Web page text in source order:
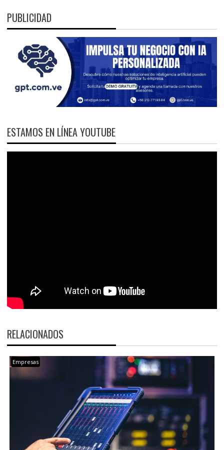
PUBLICIDAD
ESTAMOS EN LÍNEA YOUTUBE
RELACIONADOS
Empresas